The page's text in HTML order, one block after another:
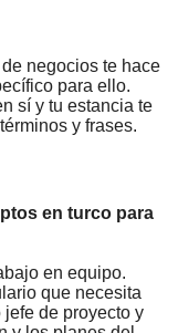
negocios te hace
para ello.
sí y tu estancia te
y frases.
en turco para
en equipo.
que necesita
jefe de proyecto y